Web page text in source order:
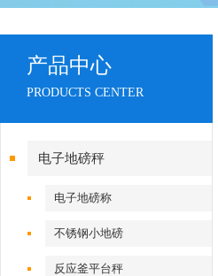
产品中心
PRODUCTS CENTER
电子地磅秤
电子地磅称
不锈钢小地磅
反应釜平台秤